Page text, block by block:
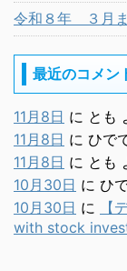
令和８年 ３月
最近のコメン
11月8日 に とも
11月8日 に ひで
11月8日 に とも
10月30日 に ひ
10月30日 に
【
with stock